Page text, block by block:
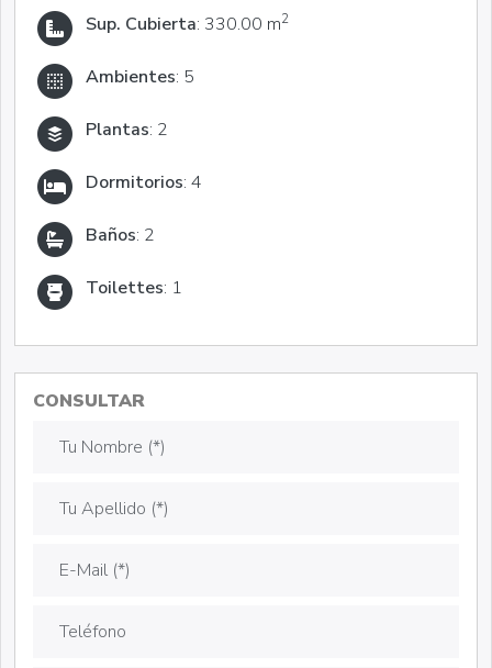
Sup. Cubierta: 330.00 m2
Ambientes: 5
Plantas: 2
Dormitorios: 4
Baños: 2
Toilettes: 1
CONSULTAR